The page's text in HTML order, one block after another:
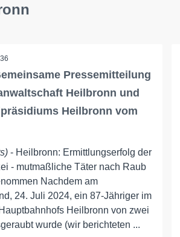
Pressemitteilung
Heilbronn und
Heilbronn vom
- Heilbronn: Ermittlungserfolg der
- mutmaßliche Täter nach Raub
Nachdem am
24. Juli 2024, ein 87-Jähriger im
Heilbronn von zwei
wurde (wir berichteten ...